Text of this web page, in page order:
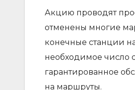
Акцию проводят
отменены многие
конечные станции
необходимое число
гарантированное
на маршруты.